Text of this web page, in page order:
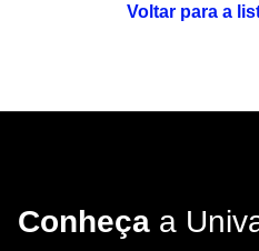
Voltar para a
Conheça a